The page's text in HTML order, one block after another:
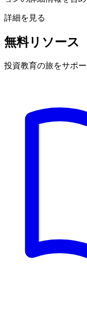
詳細を見る
無料リソース
投資教育の旅をサポ